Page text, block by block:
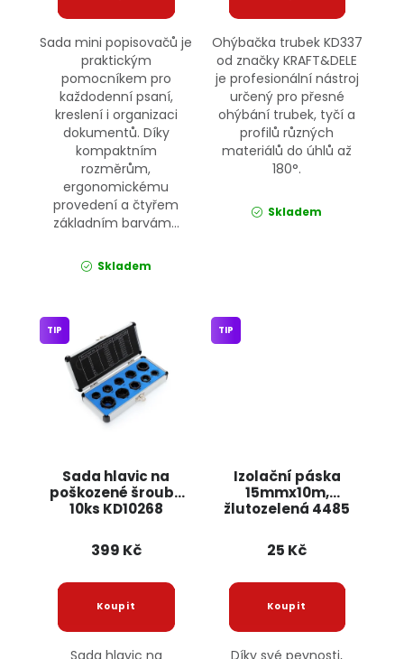
Sada mini popisovačů je
praktickým
pomocníkem pro
každodenní psaní,
kreslení i organizaci
dokumentů. Díky
kompaktním
rozměrům,
ergonomickému
provedení a čtyřem
základním barvám...
Skladem
Ohýbačka trubek KD337
od značky KRAFT&DELE
je profesionální nástroj
určený pro přesné
ohýbání trubek, tyčí a
profilů různých
materiálů do úhlů až
180°.
Skladem
Sada hlavic na
poškozené šrouby
10ks KD10268
TIP
399 Kč
Sada hlavic na
Izolační páska
15mmx10m,
žlutozelená 4485
TIP
25 Kč
Díky své pevnosti,